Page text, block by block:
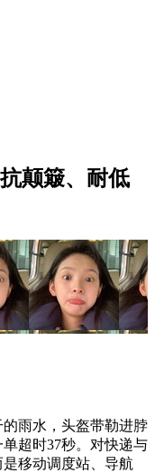
颠簸、耐低
雨水，头盔带勒进脖
超时37秒。对快递与
移动调度站、导航